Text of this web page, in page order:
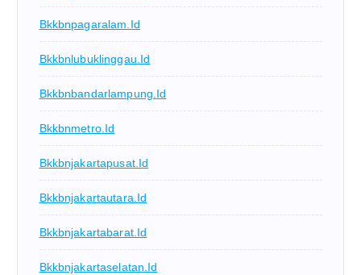
Bkkbnpagaralam.id
Bkkbnlubuklinggau.id
Bkkbnbandarlampung.id
Bkkbnmetro.id
Bkkbnjakartapusat.id
Bkkbnjakartautara.id
Bkkbnjakartabarat.id
Bkkbnjakartaselatan.id